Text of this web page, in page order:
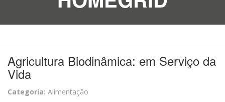
Agricultura Biodinâmica: em Serviço da
Vida
Categoria: Alimentação